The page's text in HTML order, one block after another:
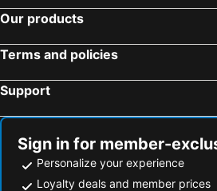
Our products
Terms and policies
Support
Sign in for member-
Personalize your experience
Loyalty deals and member prices